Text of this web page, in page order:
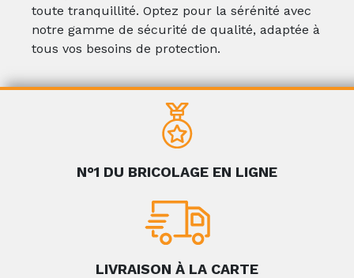
toute tranquillité. Optez pour la sérénité avec
notre gamme de sécurité de qualité, adaptée à
tous vos besoins de protection.
N°1 DU BRICOLAGE EN LIGNE
LIVRAISON À LA CARTE